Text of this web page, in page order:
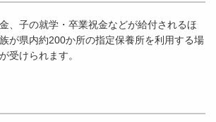
、子の就学・卒業祝金などが給付されるほ
が県内約200か所の指定保養所を利用する場
受けられます。